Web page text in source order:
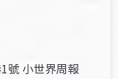
號 小世界周報